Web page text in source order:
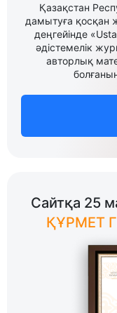
Қазақстан
дамытуға қосқан
деңгейінде
әдістемелік
авторлық
Сайтқа 25
ҚҰРМЕТ